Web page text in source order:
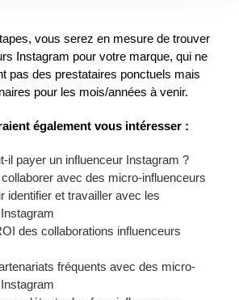
vous serez en mesure de trouver
Instagram pour votre marque, qui ne
pas des prestataires ponctuels mais
pour les mois/années à venir.
également vous intéresser :
il payer un influenceur Instagram ?
avec des micro-influenceurs
identifier et travailler avec les
des collaborations influenceurs
fréquents avec des micro-